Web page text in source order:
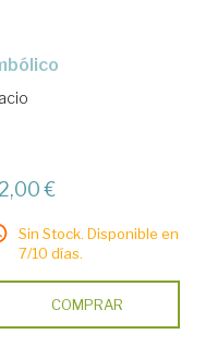
€
Sin Stock. Disponible en
7/10 días.
COMPRAR